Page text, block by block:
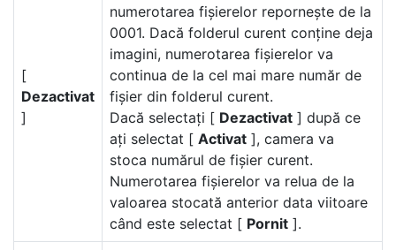
[
Dezactivat
]
numerotarea fișierelor repornește de la
0001. Dacă folderul curent conține deja
imagini, numerotarea fișierelor va
continua de la cel mai mare număr de
fișier din folderul curent.
Dacă selectați [ Dezactivat ] după ce
ați selectat [ Activat ], camera va
stoca numărul de fișier curent.
Numerotarea fișierelor va relua de la
valoarea stocată anterior data viitoare
când este selectat [ Pornit ].